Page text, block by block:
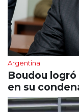
Argentina
Boudou
en su